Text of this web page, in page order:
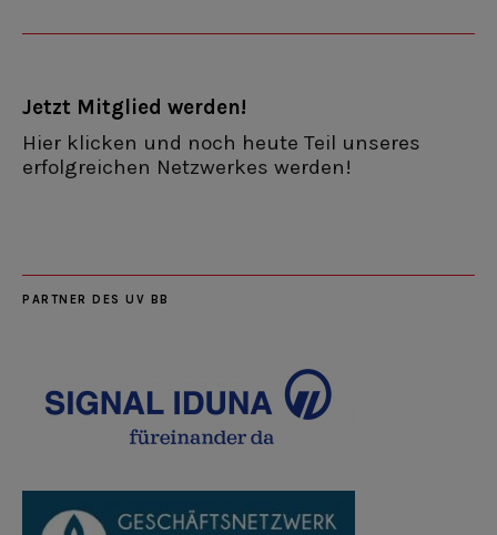
Jetzt Mitglied werden!
Hier klicken und noch heute Teil unseres
erfolgreichen Netzwerkes werden!
PARTNER DES UV BB